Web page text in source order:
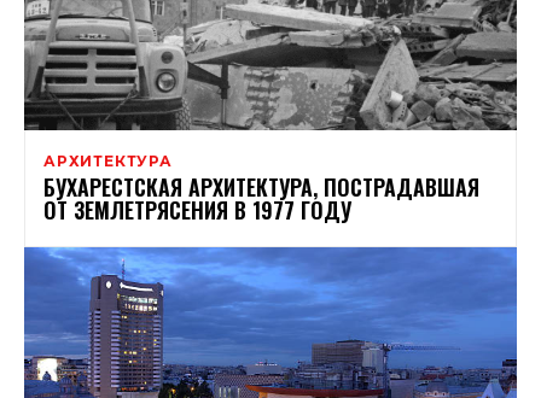
АРХИТЕКТУРА
БУХАРЕСТСКАЯ АРХИТЕКТУРА, ПОСТРАДАВШАЯ
ОТ ЗЕМЛЕТРЯСЕНИЯ В 1977 ГОДУ